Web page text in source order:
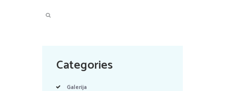
Categories
Galerija